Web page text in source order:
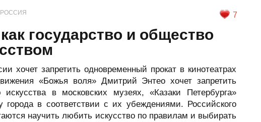
РОССИЯ 7
государство и общество
хочет запретить одновременный прокат в кинотеатрах
«Божья воля» Дмитрий Энтео хочет запретить
искусства в московских музеях, «Казаки Петербурга»
города в соответствии с их убеждениями. Российского
научить любить искусство по правилам и выбирать